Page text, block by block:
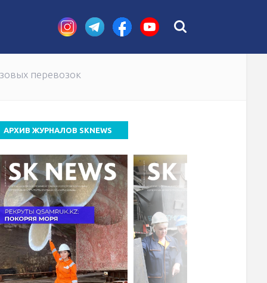
перевозок
АРХИВ ЖУРНАЛОВ SKNEWS